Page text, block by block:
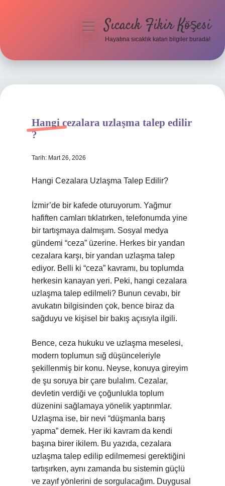
Hakkımızda
menüyüSıcacık Fikir Köşesi
Hayatına sıcaklık katan bilgiler burada!
Hangi cezalara uzlaşma talep edilir
?
Tarih: Mart 26, 2026
Hangi Cezalara Uzlaşma Talep Edilir?
İzmir’de bir kafede oturuyorum. Yağmur
hafiften camları tıklatırken, telefonumda yine
bir tartışmaya dalmışım. Sosyal medya
gündemi “ceza” üzerine. Herkes bir yandan
cezalara karşı, bir yandan uzlaşma talep
ediyor. Belli ki “ceza” kavramı, bu toplumda
herkesin kanayan yeri. Peki, hangi cezalara
uzlaşma talep edilmeli? Bunun cevabı, bir
avukatın bilgisinden çok, bence biraz da
sağduyu ve kişisel bir bakış açısıyla ilgili.
Bence, ceza hukuku ve uzlaşma meselesi,
modern toplumun sığ düşünceleriyle
şekillenmiş bir konu. Neyse, konuya gireyim
de şu soruya bir çare bulalım. Cezalar,
devletin verdiği ve çoğunlukla toplum
düzenini sağlamaya yönelik yaptırımlar.
Uzlaşma ise, bir nevi “düşmanla barış
yapma” demek. Her iki kavram da kendi
başına birer ikilem. Bu yazıda, cezalara
uzlaşma talep edilip edilmemesi gerektiğini
tartışırken, aynı zamanda bu sistemin güçlü
ve zayıf yönlerini de sorgulacağım. Duygusal